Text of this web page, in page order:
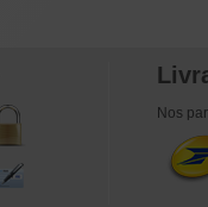
Nos